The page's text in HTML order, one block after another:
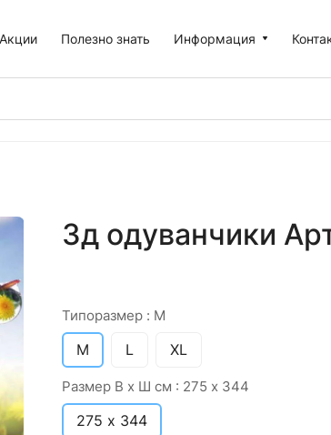
Акции Полезно знать Информация
3д одуванчики
Типоразмер : M
M L XL
Размер В х Ш см : 275 х 344
275 х 344